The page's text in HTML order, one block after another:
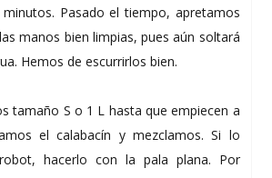
Pasado el tiempo, apretamos
manos bien limpias, pues aún soltará
Hemos de escurrirlos bien.
tamaño S o 1 L hasta que empiecen a
el calabacín y mezclamos. Si lo
hacerlo con la pala plana. Por